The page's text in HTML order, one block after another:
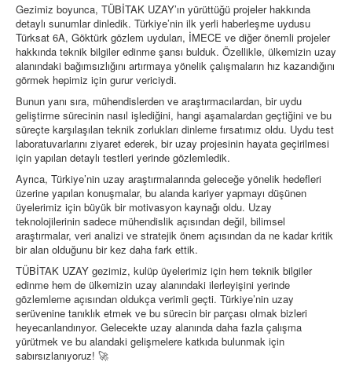
Gezimiz boyunca, TÜBİTAK UZAY’ın yürüttüğü projeler hakkında
detaylı sunumlar dinledik. Türkiye’nin ilk yerli haberleşme uydusu
Türksat 6A, Göktürk gözlem uyduları, İMECE ve diğer önemli projeler
hakkında teknik bilgiler edinme şansı bulduk. Özellikle, ülkemizin uzay
alanındaki bağımsızlığını artırmaya yönelik çalışmaların hız kazandığını
görmek hepimiz için gurur vericiydi.
Bunun yanı sıra, mühendislerden ve araştırmacılardan, bir uydu
geliştirme sürecinin nasıl işlediğini, hangi aşamalardan geçtiğini ve bu
süreçte karşılaşılan teknik zorlukları dinleme fırsatımız oldu. Uydu test
laboratuvarlarını ziyaret ederek, bir uzay projesinin hayata geçirilmesi
için yapılan detaylı testleri yerinde gözlemledik.
Ayrıca, Türkiye’nin uzay araştırmalarında geleceğe yönelik hedefleri
üzerine yapılan konuşmalar, bu alanda kariyer yapmayı düşünen
üyelerimiz için büyük bir motivasyon kaynağı oldu. Uzay
teknolojilerinin sadece mühendislik açısından değil, bilimsel
araştırmalar, veri analizi ve stratejik önem açısından da ne kadar kritik
bir alan olduğunu bir kez daha fark ettik.
TÜBİTAK UZAY gezimiz, kulüp üyelerimiz için hem teknik bilgiler
edinme hem de ülkemizin uzay alanındaki ilerleyişini yerinde
gözlemleme açısından oldukça verimli geçti. Türkiye’nin uzay
serüvenine tanıklık etmek ve bu sürecin bir parçası olmak bizleri
heyecanlandırıyor. Gelecekte uzay alanında daha fazla çalışma
yürütmek ve bu alandaki gelişmelere katkıda bulunmak için
sabırsızlanıyoruz! 🚀